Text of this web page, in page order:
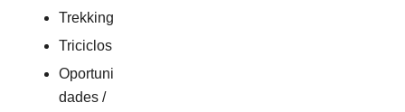
Trekking
Triciclos
Oportuni
dades /